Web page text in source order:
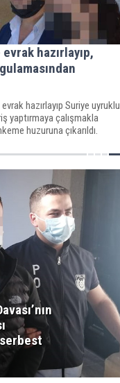
hazırlayıp,
hazırlayıp Suriye uyruklu
yaptırmaya çalışmakla
huzuruna çıkarıldı.